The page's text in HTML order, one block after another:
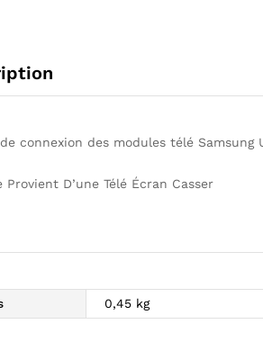
connexion des modules télé Samsung
Provient D’une Télé Écran Casser
0,45 kg